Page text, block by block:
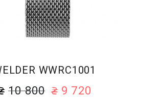
WWRC1001
10 800 9 720